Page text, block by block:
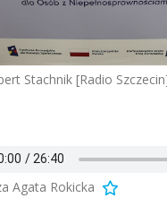
Stachnik [Radio
Agata Rokicka